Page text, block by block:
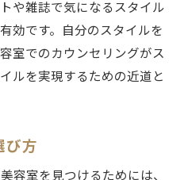
や雑誌で気になるスタイル
効です。自分のスタイルを
室でのカウンセリングがス
ルを実現するための近道と
び方
容室を見つけるためには、